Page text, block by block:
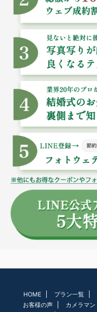
HOME プラン一覧
お客様の声
カメラマン